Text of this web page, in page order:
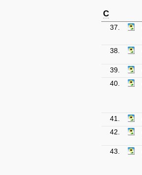
C
37.
38.
39.
40.
41.
42.
43.